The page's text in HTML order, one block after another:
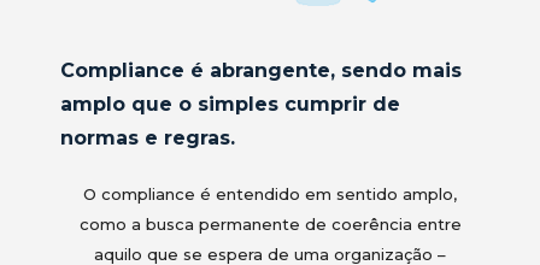
Compliance é abrangente, sendo mais
amplo que o simples cumprir de
normas e regras.
O compliance é entendido em sentido amplo,
como a busca permanente de coerência entre
aquilo que se espera de uma organização –